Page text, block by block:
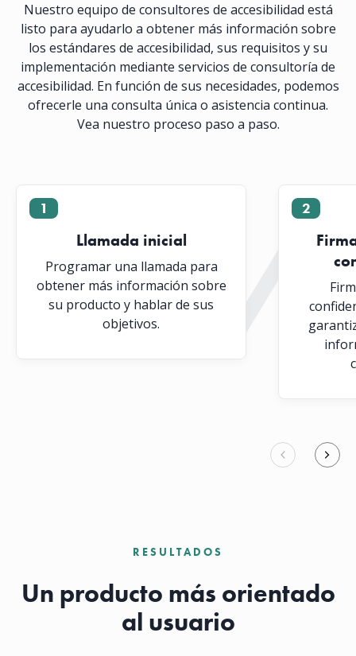
Nuestro equipo de consultores de accesibilidad está
listo para ayudarlo a obtener más información sobre
los estándares de accesibilidad, sus requisitos y su
implementación mediante servicios de consultoría de
accesibilidad. En función de sus necesidades, podemos
ofrecerle una consulta única o asistencia continua.
Vea nuestro proceso paso a paso.
1
Llamada inicial
Programar una llamada para
obtener más información sobre
su producto y hablar de sus
objetivos.
2
RESULTADOS
Un producto más orientado
al usuario